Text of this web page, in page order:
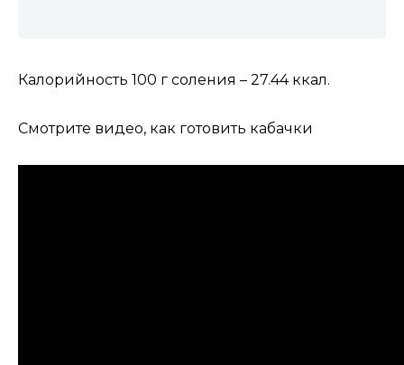
Калорийность 100 г соления – 27.44 ккал.
Смотрите видео, как готовить кабачки